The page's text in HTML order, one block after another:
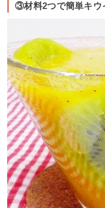
③材料2つで簡単キウ